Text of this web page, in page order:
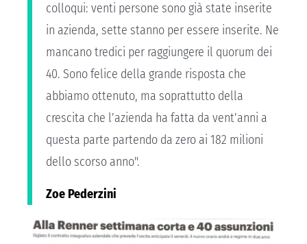
colloqui: venti persone sono già state inserite
in azienda, sette stanno per essere inserite. Ne
mancano tredici per raggiungere il quorum dei
40. Sono felice della grande risposta che
abbiamo ottenuto, ma soprattutto della
crescita che l’azienda ha fatta da vent’anni a
questa parte partendo da zero ai 182 milioni
dello scorso anno".
Zoe Pederzini